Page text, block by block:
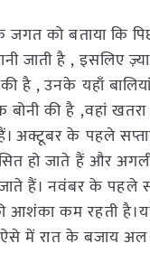
को बताया कि
है , इसलिए
है , उनके यहाँ
की है ,वहां
अक्टूबर के पहले
हो जाते हैं और
हैं। नवंबर के पहले
आशंका कम रहती
ऐसे में रात के बजाय